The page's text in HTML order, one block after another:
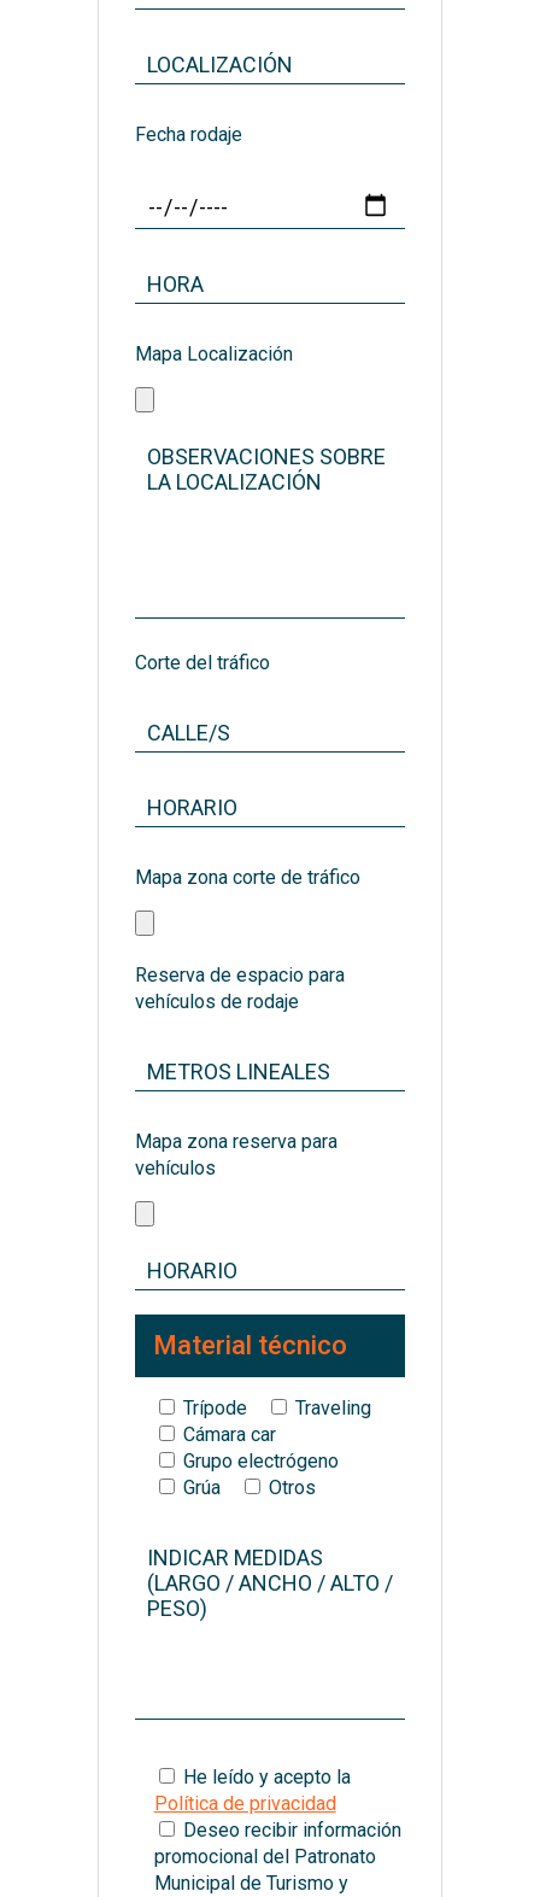
Fecha rodaje
Mapa Localización
Corte del tráfico
Mapa zona corte de tráfico
Reserva de espacio para
vehículos de rodaje
Mapa zona reserva para
vehículos
Material técnico
Trípode
Traveling
Cámara car
Grupo electrógeno
Grúa
Otros
He leído y acepto la
Política de privacidad
Deseo recibir información
promocional del Patronato
Municipal de Turismo y